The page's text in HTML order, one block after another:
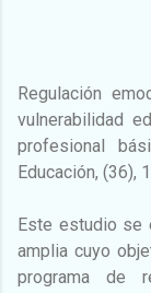
Regulación
vulnerabilidad
profesional
Educación, (36),
Este estudio se
amplia cuyo
programa de